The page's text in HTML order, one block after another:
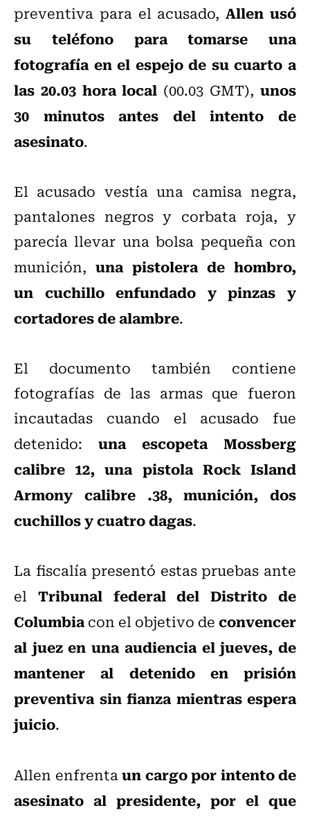
preventiva para el acusado,Allen usó
su teléfono para tomarse una
fotografía en el espejo de su cuarto a
las 20.03 hora local (00.03 GMT), unos
30 minutos antes del intento de
asesinato.
El acusado vestía una camisa negra,
pantalones negros y corbata roja, y
parecía llevar una bolsa pequeña con
munición, una pistolera de hombro,
un cuchillo enfundado y pinzas y
cortadores de alambre.
El documento también contiene
fotografías de las armas que fueron
incautadas cuando el acusado fue
detenido: una escopeta Mossberg
calibre 12, una pistola Rock Island
Armony calibre .38, munición, dos
cuchillos y cuatro dagas.
La fiscalía presentó estas pruebas ante
el Tribunal federal del Distrito de
Columbiacon el objetivo deconvencer
al juez en una audiencia el jueves, de
mantener al detenido en prisión
preventiva sin fianza mientras espera
juicio.
Allen enfrentaun cargo por intento de
asesinato al presidente, por el que